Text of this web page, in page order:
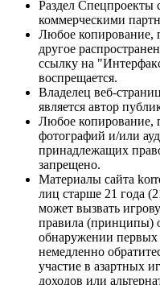
Раздел Спецпроекты
коммерческими
Любое копирование,
другое
ссылку на
воспрещается.
Владелец веб-
является автор
Любое копирование,
фотографий и/или
принадлежащих
запрещено.
Материалы сайта
лиц старше 21 года
может вызвать
правила (принципы)
обнаружении первых
немедленно
участие в азартных
доходов или